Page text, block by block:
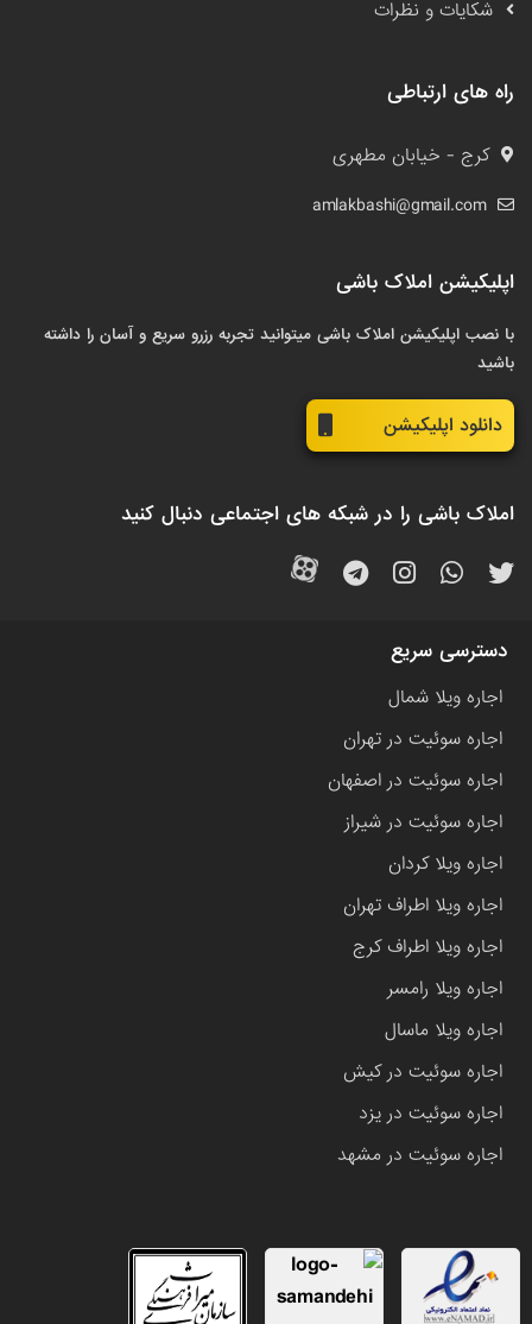
شکایات و نظرات
راه های ارتباطی
کرج - خیابان مطهری
amlakbashi@gmail.com
اپلیکیشن املاک باشی
با نصب اپلیکیشن املاک باشی میتوانید تجربه رزرو سریع و آسان را داشته
باشید
دانلود اپلیکیشن
املاک باشی را در شبکه های اجتماعی دنبال کنید
دسترسی سریع
اجاره ویلا شمال
اجاره سوئیت در تهران
اجاره سوئیت در اصفهان
اجاره سوئیت در شیراز
اجاره ویلا کردان
اجاره ویلا اطراف تهران
اجاره ویلا اطراف کرج
اجاره ویلا رامسر
اجاره ویلا ماسال
اجاره سوئیت در کیش
اجاره سوئیت در یزد
اجاره سوئیت در مشهد